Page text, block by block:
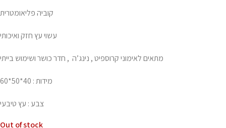
קוביה פליאומטרית
עשוי עץ חזק ואיכותי
מתאים לאימוני קרוספיט , נינג’ה , חדר כושר ושימוש בייתי
מידות : 40*50*60
צבע : עץ טיבעי
Out of stock